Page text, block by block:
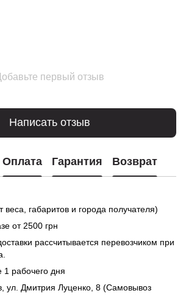
первый отзыв
Написать отзыв
Оплата Гарантия Возврат
веса, габаритов и города получателя)
от 2500 грн
рассчитывается перевозчиком при
1 рабочего дня
ул. Дмитрия Луценко, 8 (Самовывоз